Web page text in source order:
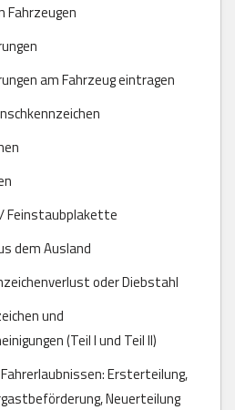
Fahrzeugen
am Fahrzeug eintragen
Feinstaubplakette
dem Ausland
oder Diebstahl
und
(Teil I und Teil II)
Ersterteilung,
Neuerteilung